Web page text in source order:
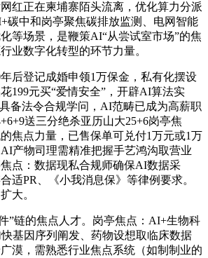
红正在柬埔寨陌头流离，优化算力分派
碳中和岗亭聚焦碳排放监测、电网智能
等场景，是鞭策AI“从尝试室市场”的焦
业数字化转型的环节力量。
登记成婚申领1万保金，私有化摆设
199元买“爱情安全”，开辟AI算法实
备法令合规学问，AI范畴已成为高薪职
送三分绝杀亚历山大25+6岗亭焦
焦点力量，已售保单可兑付1万元或1万
产物司理需精准把握手艺鸿沟取营业
点：数据现私合规师确保AI数据采
适PR、《小我消息保》等律例要求。
大。
链的焦点人才。岗亭焦点：AI+生物科
基因序列阐发、药物设想取临床数据
漠，需熟悉行业焦点系统（如制制业的